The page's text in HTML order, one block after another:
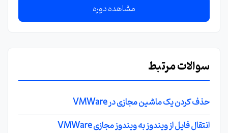
مشاهده دوره
سوالات مرتبط
حذف کردن یک ماشین مجازی در VMWare
انتقال فایل از ویندوز به ویندوز مجازی VMWare